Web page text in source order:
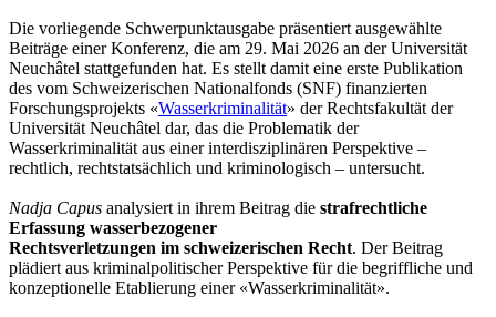
Die vorliegende Schwerpunktausgabe präsentiert ausgewählte
Beiträge einer Konferenz, die am 29. Mai 2026 an der Universität
Neuchâtel stattgefunden hat. Es stellt damit eine erste Publikation
des vom Schweizerischen Nationalfonds (SNF) finanzierten
Forschungsprojekts «Wasserkriminalität» der Rechtsfakultät der
Universität Neuchâtel dar, das die Problematik der
Wasserkriminalität aus einer interdisziplinären Perspektive –
rechtlich, rechtstatsächlich und kriminologisch – untersucht.
Nadja Capus analysiert in ihrem Beitrag die strafrechtliche
Erfassung wasserbezogener
Rechtsverletzungen im schweizerischen Recht. Der Beitrag
plädiert aus kriminalpolitischer Perspektive für die begriffliche und
konzeptionelle Etablierung einer «Wasserkriminalität».